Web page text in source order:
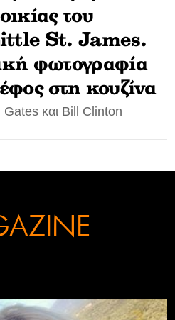
του
St. James.
φωτογραφία
στη κουζίνα
και Bill Clinton